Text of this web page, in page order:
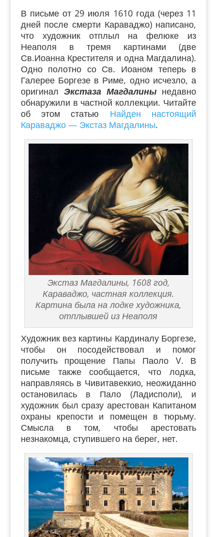
В письме от 29 июля 1610 года (через 11
дней после смерти Караваджо) написано,
что художник отплыл на фелюке из
Неаполя в тремя картинами (две
Св.Иоанна Крестителя и одна Магдалина).
Одно полотно со Св. Иоаном теперь в
Галерее Боргезе в Риме, одно исчезло, а
оригинал Экстаза Магдалины недавно
обнаружили в частной коллекции. Читайте
об этом статью Найден настоящий
Караваджо — Экстаз Магдалины.
Экстаз Магдалины, 1608 год,
Караваджо, частная коллекция.
Картина была на лодке художника,
отплывшей из Неаполя
Художник вез картины Кардиналу Боргезе,
чтобы он посодействовал и помог
получить прощение Папы Паоло V. В
письме также сообщается, что лодка,
направляясь в Чивитавеккио, неожиданно
остановилась в Пало (Ладисполи), и
художник был сразу арестован Капитаном
охраны крепости и помещен в тюрьму.
Смысла в том, чтобы арестовать
незнакомца, ступившего на берег, нет.